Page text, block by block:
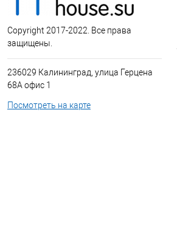
Copyright 2017-2022. Все права
защищены.
236029 Калининград, улица Герцена
68А офис 1
Посмотреть на карте